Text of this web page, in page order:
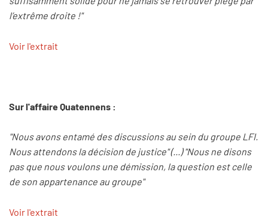
l’extrême droite !"
Voir l'extrait
Sur l'affaire Quatennens :
"Nous avons entamé des discussions au sein du groupe LFI.
Nous attendons la décision de justice" (...) "Nous ne disons
pas que nous voulons une démission, la question est celle
de son appartenance au groupe"
Voir l'extrait